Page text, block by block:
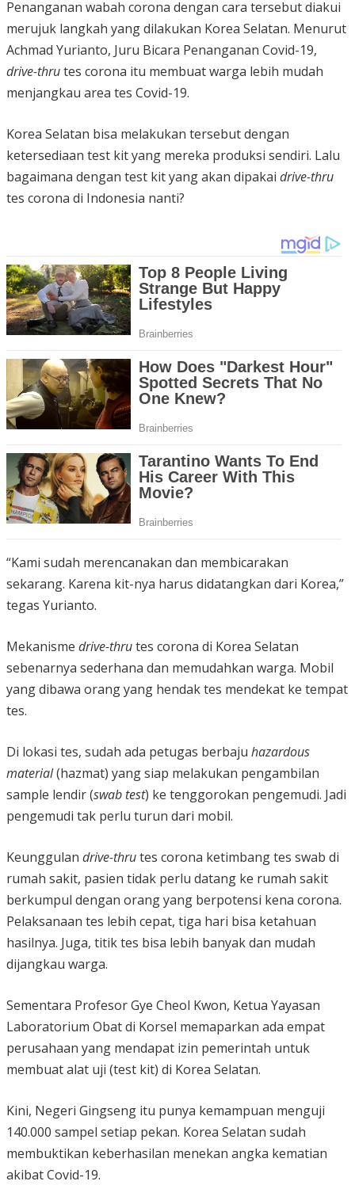
Penanganan wabah corona dengan cara tersebut diakui
merujuk langkah yang dilakukan Korea Selatan. Menurut
Achmad Yurianto, Juru Bicara Penanganan Covid-19,
drive-thrutes corona itu membuat warga lebih mudah
menjangkau area tes Covid-19.
Korea Selatan bisa melakukan tersebut dengan
ketersediaan test kit yang mereka produksi sendiri. Lalu
bagaimana dengan test kit yang akan dipakai drive-thru
tes corona di Indonesia nanti?
“Kami sudah merencanakan dan membicarakan
sekarang. Karena kit-nya harus didatangkan dari Korea,”
tegas Yurianto.
Mekanisme drive-thrutes corona di Korea Selatan
sebenarnya sederhana dan memudahkan warga. Mobil
yang dibawa orang yang hendak tes mendekat ke tempat
tes.
Di lokasi tes, sudah ada petugas berbaju hazardous
material(hazmat) yang siap melakukan pengambilan
sample lendir (swab test) ke tenggorokan pengemudi. Jadi
pengemudi tak perlu turun dari mobil.
Keunggulan drive-thrutes corona ketimbang tes swab di
rumah sakit, pasien tidak perlu datang ke rumah sakit
berkumpul dengan orang yang berpotensi kena corona.
Pelaksanaan tes lebih cepat, tiga hari bisa ketahuan
hasilnya. Juga, titik tes bisa lebih banyak dan mudah
dijangkau warga.
Sementara Profesor Gye Cheol Kwon, Ketua Yayasan
Laboratorium Obat di Korsel memaparkan ada empat
perusahaan yang mendapat izin pemerintah untuk
membuat alat uji (test kit) di Korea Selatan.
Kini, Negeri Gingseng itu punya kemampuan menguji
140.000 sampel setiap pekan. Korea Selatan sudah
membuktikan keberhasilan menekan angka kematian
akibat Covid-19.